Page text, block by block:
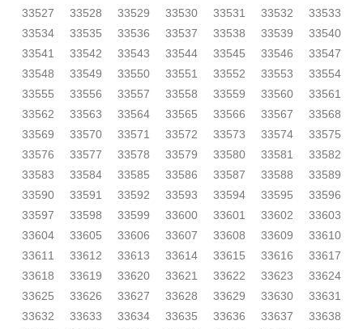
33527
33528 33529 33530 33531 33532
33533
33534
33535 33536 33537 33538 33539
33540
33541
33542 33543 33544 33545 33546
33547
33548
33549 33550 33551 33552 33553
33554
33555
33556 33557 33558 33559 33560
33561
33562
33563 33564 33565 33566 33567
33568
33569
33570 33571 33572 33573 33574
33575
33576
33577 33578 33579 33580 33581
33582
33583
33584 33585 33586 33587 33588
33589
33590
33591 33592 33593 33594 33595
33596
33597
33598 33599 33600 33601 33602
33603
33604
33605 33606 33607 33608 33609
33610
33611
33612 33613 33614 33615 33616
33617
33618
33619 33620 33621 33622 33623
33624
33625
33626 33627 33628 33629 33630
33631
33632
33633 33634 33635 33636 33637
33638